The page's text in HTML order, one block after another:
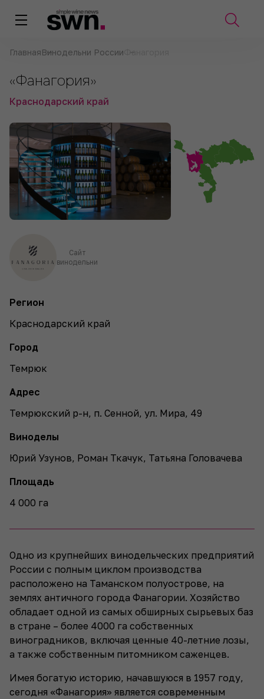
ГлавнаяВинодельни России
«Фанагория»
Краснодарский край
Сайт
винодельни
Регион
Краснодарский край
Город
Темрюк
Адрес
Темрюкский р-н, п. Сенной, ул. Мира, 49
Виноделы
Юрий Узунов, Роман Ткачук, Татьяна Головачева
Площадь
4 000 га
Одно из крупнейших винодельческих предприятий
России с полным циклом производства
расположено на Таманском полуострове, на
землях античного города Фанагории. Хозяйство
обладает одной из самых обширных сырьевых баз
в стране – более 4000 га собственных
виноградников, включая ценные 40-летние лозы,
а также собственным питомником саженцев.
Имея богатую историю, начавшуюся в 1957 году,
сегодня «Фанагория» является современным